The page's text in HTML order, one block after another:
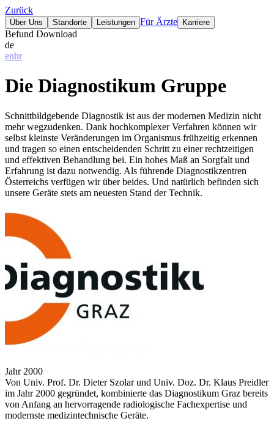
Zurück
Über Uns Standorte Leistungen Für Ärzte Karriere
Befund Download
de
enhr
Die Diagnostikum Gruppe
Schnittbildgebende Diagnostik ist aus der modernen Medizin nicht
mehr wegzudenken. Dank hochkomplexer Verfahren können wir
selbst kleinste Veränderungen im Organismus frühzeitig erkennen
und tragen so einen entscheidenden Schritt zu einer rechtzeitigen
und effektiven Behandlung bei. Ein hohes Maß an Sorgfalt und
Erfahrung ist dazu notwendig. Als führende Diagnostikzentren
Österreichs verfügen wir über beides. Und natürlich befinden sich
unsere Geräte stets am neuesten Stand der Technik.
Jahr 2000
Von Univ. Prof. Dr. Dieter Szolar und Univ. Doz. Dr. Klaus Preidler
im Jahr 2000 gegründet, kombinierte das Diagnostikum Graz bereits
von Anfang an hervorragende radiologische Fachexpertise und
modernste medizintechnische Geräte.